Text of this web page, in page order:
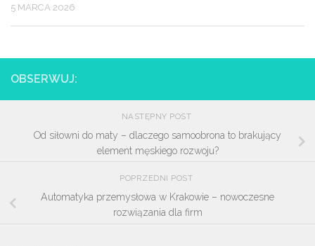
5 MARCA 2026
OBSERWUJ:
NASTĘPNY POST
Od siłowni do maty – dlaczego samoobrona to brakujący
element męskiego rozwoju?
POPRZEDNI POST
Automatyka przemysłowa w Krakowie – nowoczesne
rozwiązania dla firm